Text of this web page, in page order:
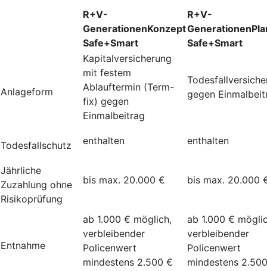
R+V-
GenerationenKonzept
Safe+Smart
R+V-
Safe+Smart
Anlageform
Kapitalversicherung
mit festem
Ablauftermin (Term-
fix) gegen
Einmalbeitrag
gegen
Todesfallschutz enthalten enthalten
Jährliche
Zuzahlung ohne
Risikoprüfung
bis max. 20.000 € bis max. 20.000
Entnahme
ab 1.000 € möglich,
verbleibender
Policenwert
mindestens 2.500 €
ab 1.000 €
verbleibender
Policenwert
mindestens